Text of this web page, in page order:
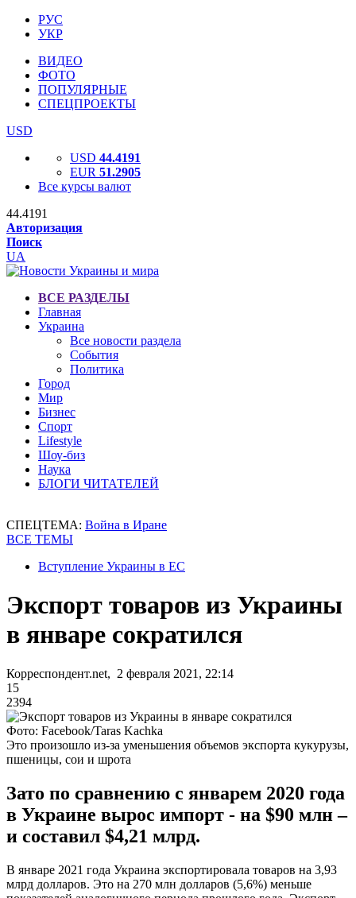
РУС
УКР
ВИДЕО
ФОТО
ПОПУЛЯРНЫЕ
СПЕЦПРОЕКТЫ
USD
USD 44.4191
EUR 51.2905
Все курсы валют
44.4191
Авторизация
Поиск
UA
ВСЕ РАЗДЕЛЫ
Главная
Украина
Все новости раздела
События
Политика
Город
Мир
Бизнес
Спорт
Lifestyle
Шоу-биз
Наука
БЛОГИ ЧИТАТЕЛЕЙ
СПЕЦТЕМА: Война в Иране
ВСЕ ТЕМЫ
Вступление Украины в ЕС
Экспорт товаров из Украины
в январе сократился
Корреспондент.net, 2 февраля 2021, 22:14
15
2394
Фото: Facebook/Taras Kachka
Это произошло из-за уменьшения объемов экспорта кукурузы,
пшеницы, сои и шрота
Зато по сравнению с январем 2020 года
в Украине вырос импорт - на $90 млн –
и составил $4,21 млрд.
В январе 2021 года Украина экспортировала товаров на 3,93
млрд долларов. Это на 270 млн долларов (5,6%) меньше